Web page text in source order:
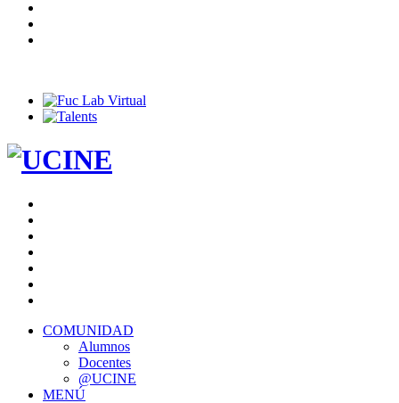
COMUNIDAD
Alumnos
Docentes
@UCINE
MENÚ